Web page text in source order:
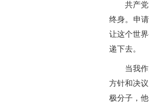
共产
终身。申
让这个世
递下去。
当我
方针和决
极分子，